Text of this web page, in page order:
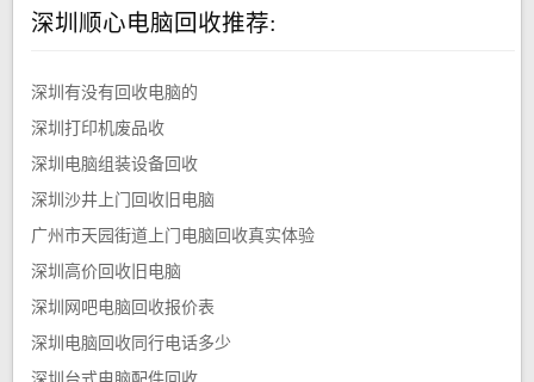
深圳顺心电脑回收推荐:
深圳有没有回收电脑的
深圳打印机废品收
深圳电脑组装设备回收
深圳沙井上门回收旧电脑
广州市天园街道上门电脑回收真实体验
深圳高价回收旧电脑
深圳网吧电脑回收报价表
深圳电脑回收同行电话多少